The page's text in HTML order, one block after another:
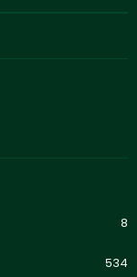
8
534